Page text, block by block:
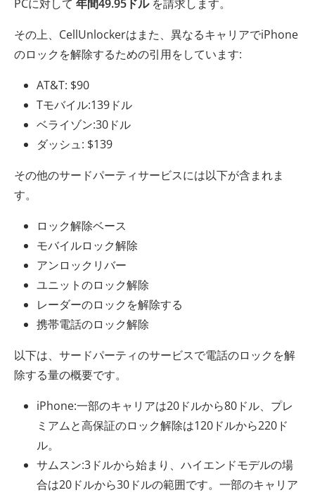
PCに対して 年間49.95ドルを請求します。
その上、CellUnlockerはまた、異なるキャリアでiPhone
のロックを解除するための引用をしています:
AT&T: $90
Tモバイル:139ドル
ベライゾン:30ドル
ダッシュ: $139
その他のサードパーティサービスには以下が含まれま
す。
ロック解除ベース
モバイルロック解除
アンロックリバー
ユニットのロック解除
レーダーのロックを解除する
携帯電話のロック解除
以下は、サードパーティのサービスで電話のロックを解
除する量の概要です。
iPhone:一部のキャリアは20ドルから80ドル、プレ
ミアムと高保証のロック解除は120ドルから220ド
ル。
サムスン:3ドルから始まり、ハイエンドモデルの場
合は20ドルから30ドルの範囲です。一部のキャリア